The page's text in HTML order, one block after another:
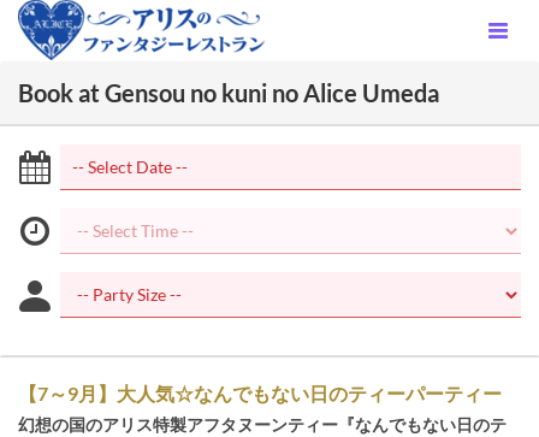
Book at Gensou no kuni no Alice Umeda
【7～9月】大人気☆なんでもない日のティーパーティー
幻想の国のアリス特製アフタヌーンティー『なんでもない日のテ